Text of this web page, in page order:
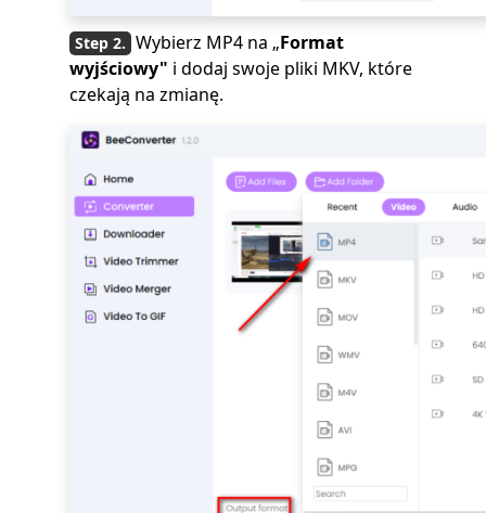
Wybierz MP4 na „Format
wyjściowy" i dodaj swoje pliki MKV, które
czekają na zmianę.